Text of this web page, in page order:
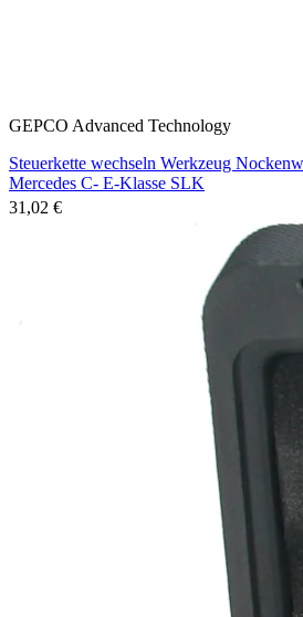
GEPCO Advanced Technology
Steuerkette wechseln Werkzeug
Mercedes C- E-Klasse SLK
31,02 €